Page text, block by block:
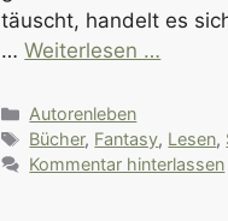
täuscht, handelt es
…Weiterlesen …
Kategorien
Autorenleben
Schlagwörter
Bücher, Fantasy, Lesen,
Kommentar hinterlassen